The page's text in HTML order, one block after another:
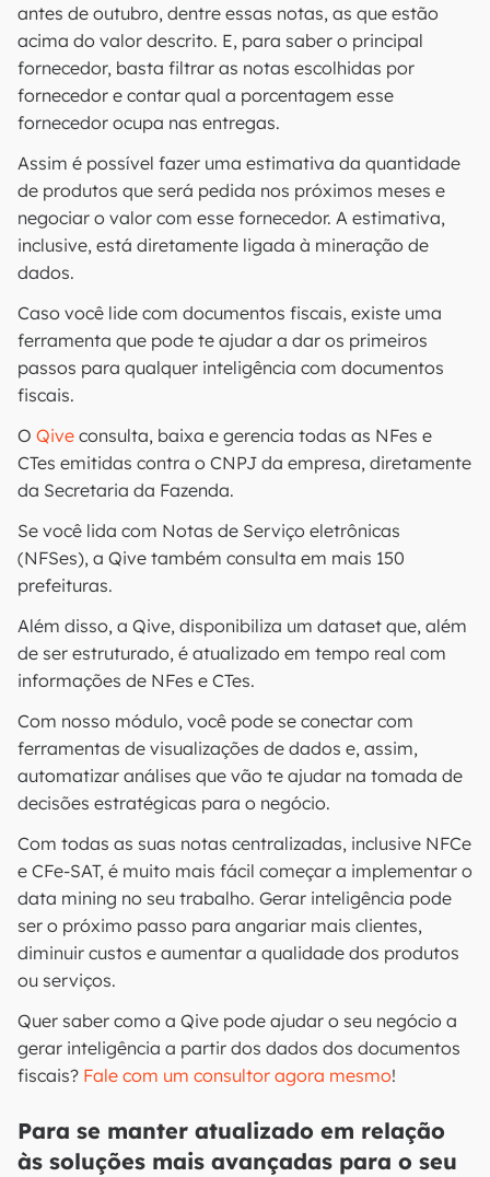
antes de outubro, dentre essas notas, as que estão
acima do valor descrito. E, para saber o principal
fornecedor, basta filtrar as notas escolhidas por
fornecedor e contar qual a porcentagem esse
fornecedor ocupa nas entregas.
Assim é possível fazer uma estimativa da quantidade
de produtos que será pedida nos próximos meses e
negociar o valor com esse fornecedor. A estimativa,
inclusive, está diretamente ligada à mineração de
dados.
Caso você lide com documentos fiscais, existe uma
ferramenta que pode te ajudar a dar os primeiros
passos para qualquer inteligência com documentos
fiscais.
O Qive consulta, baixa e gerencia todas as NFes e
CTes emitidas contra o CNPJ da empresa, diretamente
da Secretaria da Fazenda.
Se você lida com Notas de Serviço eletrônicas
(NFSes), a Qive também consulta em mais 150
prefeituras.
Além disso, a Qive, disponibiliza um dataset que, além
de ser estruturado, é atualizado em tempo real com
informações de NFes e CTes.
Com nosso módulo, você pode se conectar com
ferramentas de visualizações de dados e, assim,
automatizar análises que vão te ajudar na tomada de
decisões estratégicas para o negócio.
Com todas as suas notas centralizadas, inclusive NFCe
e CFe-SAT, é muito mais fácil começar a implementar o
data mining no seu trabalho. Gerar inteligência pode
ser o próximo passo para angariar mais clientes,
diminuir custos e aumentar a qualidade dos produtos
ou serviços.
Quer saber como a Qive pode ajudar o seu negócio a
gerar inteligência a partir dos dados dos documentos
fiscais? Fale com um consultor agora mesmo!
Para se manter atualizado em relação
às soluções mais avançadas para o seu